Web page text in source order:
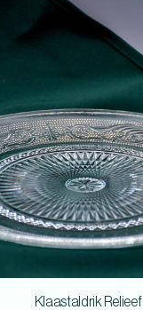
Klaastaldrik Relieef